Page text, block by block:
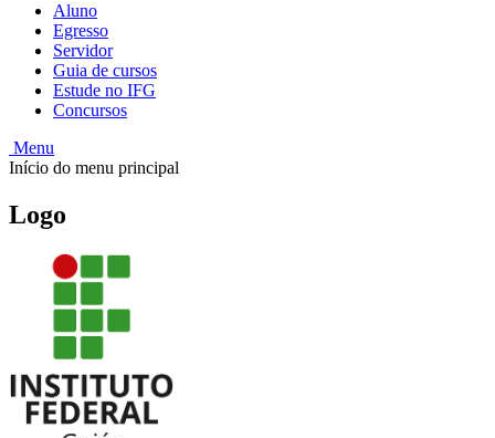
Aluno
Egresso
Servidor
Guia de cursos
Estude no IFG
Concursos
Menu
Início do menu principal
Logo